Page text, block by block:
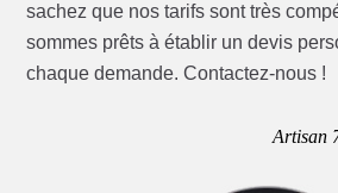
sachez que nos tarifs sont très
sommes prêts à établir un devis
chaque demande. Contactez-nous !
Artisan